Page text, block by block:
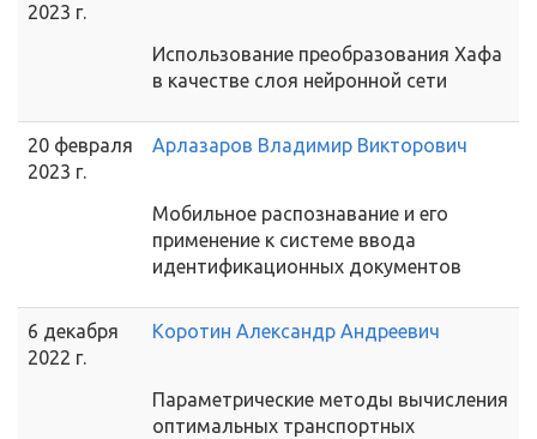
2023 г.
Использование преобразования Хафа
в качестве слоя нейронной сети
20 февраля
2023 г.
Арлазаров Владимир Викторович
Мобильное распознавание и его
применение к системе ввода
идентификационных документов
6 декабря
2022 г.
Коротин Александр Андреевич
Параметрические методы вычисления
оптимальных транспортных